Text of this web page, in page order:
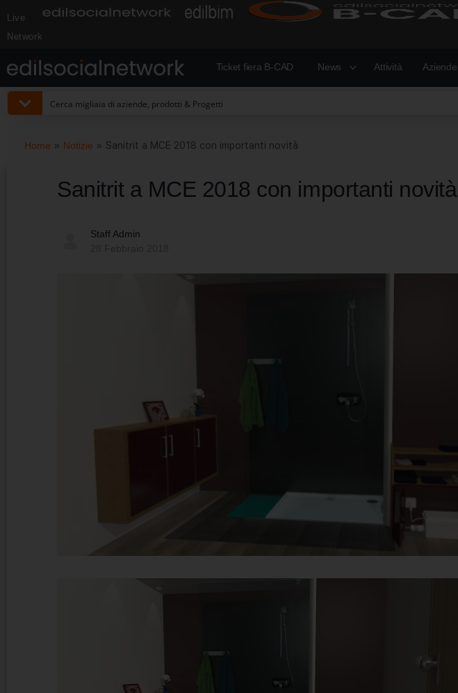
Live
Network
Ticket fiera B-CAD News Attività Aziende
Home » Notizie » Sanitrit a MCE 2018 con importanti novità
Sanitrit a MCE 2018 con importanti novità
Staff Admin